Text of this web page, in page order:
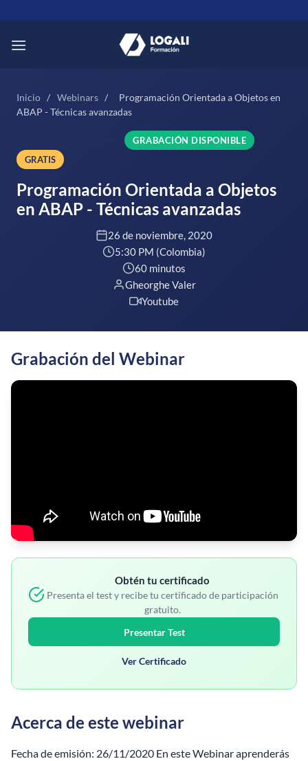
al
contenido
Inicio / Webinars /
Programación Orientada a Objetos en
ABAP - Técnicas avanzadas
GRABACIÓN DISPONIBLE
GRATIS
Programación Orientada a Objetos
en ABAP - Técnicas avanzadas
26 de noviembre, 2020
5:30 PM (Colombia)
60 minutos
Gheorghe Valer
Youtube
Grabación del Webinar
Obtén tu certificado
Presenta el test y recibe tu certificado de participación
gratuito.
Presentar Test
Ver Certificado
Acerca de este webinar
Fecha de emisión: 26/11/2020 En este Webinar aprenderás